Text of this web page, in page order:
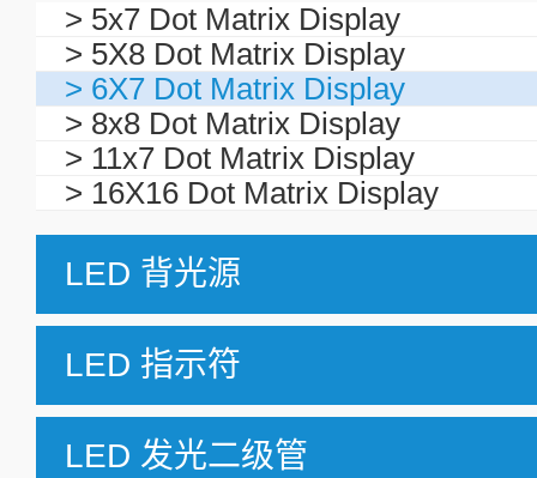
> 5x7 Dot Matrix Display
> 5X8 Dot Matrix Display
> 6X7 Dot Matrix Display
> 8x8 Dot Matrix Display
> 11x7 Dot Matrix Display
> 16X16 Dot Matrix Display
LED 背光源
LED 指示符
LED 发光二级管